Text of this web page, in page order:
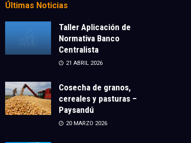
Últimas Noticias
Taller Aplicación de
Normativa Banco
Centralista
21 ABRIL 2026
Cosecha de granos,
cereales y pasturas –
Paysandú
20 MARZO 2026